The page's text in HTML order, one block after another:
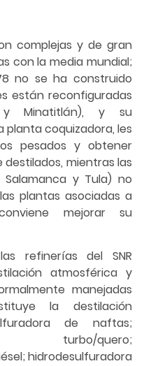
complejas y de gran
con la media mundial;
no se ha construido
están reconfiguradas
y Minatitlán), y su
planta coquizadora, les
pesados y obtener
mientras las
y Tula) no
plantas asociadas a
mejorar su
refinerías del SNR
atmosférica y
manejadas
la destilación
de naftas;
turbo/quero;
hidrodesulfuradora